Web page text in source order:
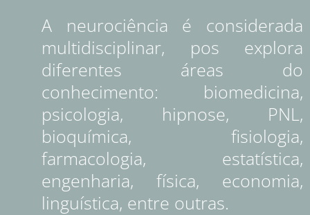
A neurociência é considerada
multidisciplinar, pos explora
diferentes áreas do
conhecimento: biomedicina,
psicologia, hipnose, PNL,
bioquímica, fisiologia,
farmacologia, estatística,
engenharia, física, economia,
linguística, entre outras.